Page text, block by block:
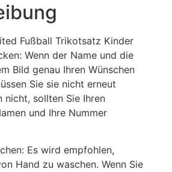
Fußball Trikotsatz Kinder
Wenn der Name und die
Bild genau Ihren Wünschen
Sie sie nicht erneut
nicht, sollten Sie Ihren
und Ihre Nummer
Es wird empfohlen,
Hand zu waschen. Wenn Sie